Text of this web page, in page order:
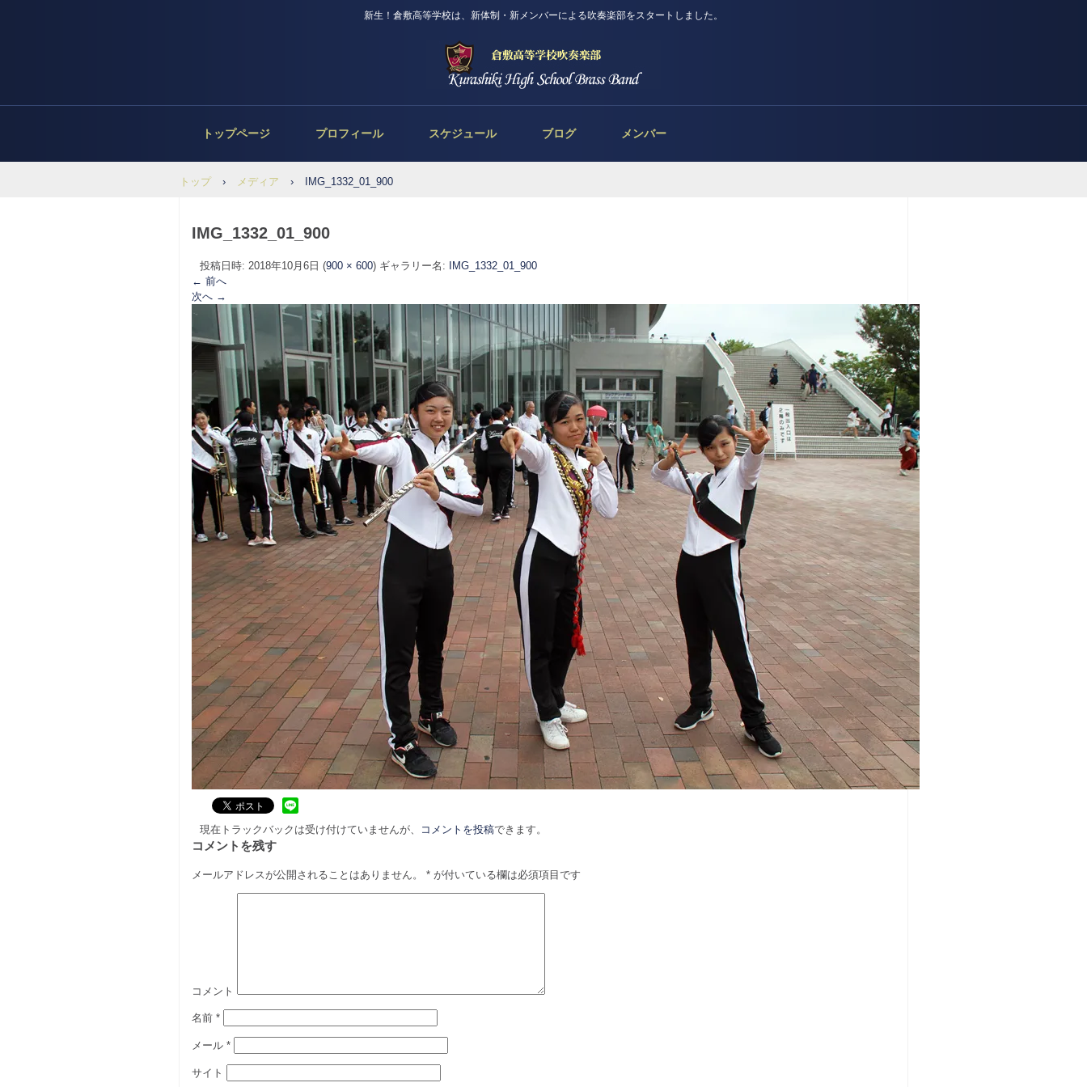
新生！倉敷高等学校は、新体制・新メンバーによる吹奏楽部をスタートしました。
トップページ プロフィール スケジュール ブログ メンバー
トップ › メディア › IMG_1332_01_900
IMG_1332_01_900
投稿日時: 2018年10月6日 (900 × 600) ギャラリー名:
IMG_1332_01_900
← 前へ
次へ →
現在トラックバックは受け付けていませんが、 コメントを投稿できます。
コメントを残す
メールアドレスが公開されることはありません。 * が付いている欄は必須項目です
コメント
名前 *
メール *
サイト